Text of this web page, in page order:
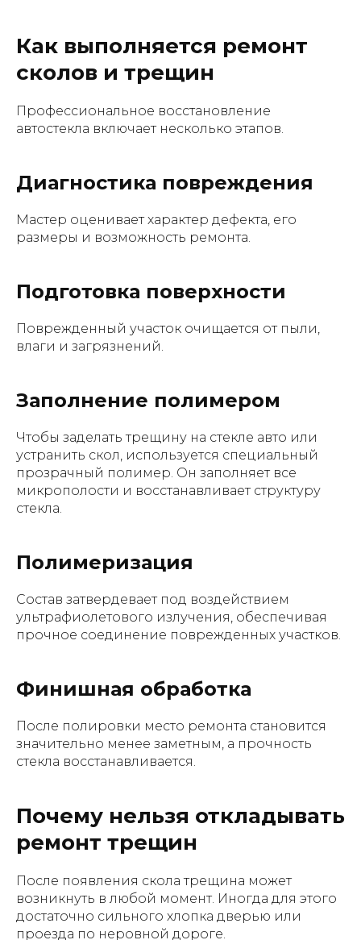
Как выполняется ремонт
сколов и трещин
Профессиональное восстановление
автостекла включает несколько этапов.
Диагностика повреждения
Мастер оценивает характер дефекта, его
размеры и возможность ремонта.
Подготовка поверхности
Поврежденный участок очищается от пыли,
влаги и загрязнений.
Заполнение полимером
Чтобы заделать трещину на стекле авто или
устранить скол, используется специальный
прозрачный полимер. Он заполняет все
микрополости и восстанавливает структуру
стекла.
Полимеризация
Состав затвердевает под воздействием
ультрафиолетового излучения, обеспечивая
прочное соединение поврежденных участков.
Финишная обработка
После полировки место ремонта становится
значительно менее заметным, а прочность
стекла восстанавливается.
Почему нельзя откладывать
ремонт трещин
После появления скола трещина может
возникнуть в любой момент. Иногда для этого
достаточно сильного хлопка дверью или
проезда по неровной дороге.